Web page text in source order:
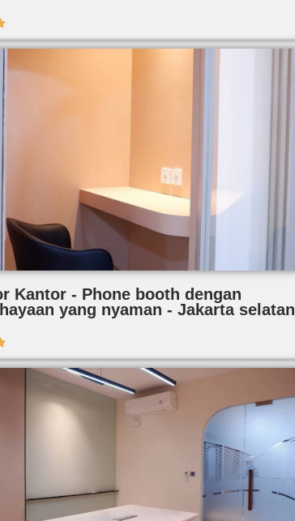
Kantor - Phone booth dengan
yang nyaman - Jakarta selatan